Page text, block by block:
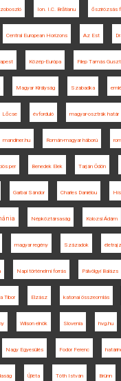
Ion. I.C. Brătianu őszirózsás
Central European Horizons Az Est
Közép-Európa Filep Tamás
Magyar Királyság Szabadka
Lőcse évforduló magyar-osztrák határ
mandiner.hu Román-magyar háború
per Benedek Elek Tarján Ödön
Garbai Sándor Charles Daniélou
Népköztársaság Kolozsi Ádám
magyar regény Századok életrajz
Napi történelmi forrás Pálvölgyi Balázs
Tibor Elzász katonai összeomlás
Wilson elnök Slovenia hvg.hu
Nagy Egyesülés Fodor Ferenc
Újléta Tóth István Brünn